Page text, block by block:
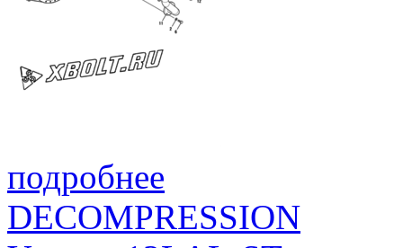
подробнее
DECOMPRESSION